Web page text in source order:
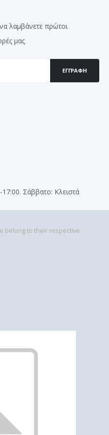
λαμβάνετε πρώτοι
μας
ΕΓΓΡΑΦΉ
Σάββατο: Κλειστά
belong to their respective